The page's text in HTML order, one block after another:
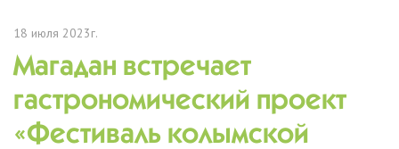
18 июля 2023г.
Магадан встречает
гастрономический проект
«Фестиваль колымской